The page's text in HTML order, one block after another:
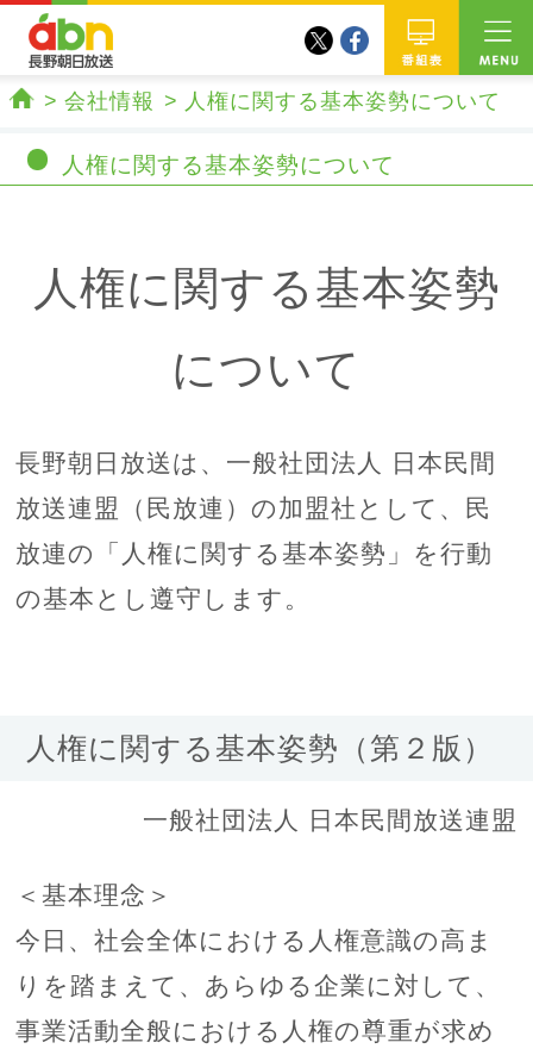
番組
twitterfacebook
会社情報 人権に関する基本姿勢について
人権に関する基本姿勢について
人権に関する基本姿勢
について
長野朝日放送は、一般社団法人 日本民間
放送連盟（民放連）の加盟社として、民
放連の「人権に関する基本姿勢」を行動
の基本とし遵守します。
人権に関する基本姿勢（第２版）
一般社団法人 日本民間放送連盟
＜基本理念＞
今日、社会全体における人権意識の高ま
りを踏まえて、あらゆる企業に対して、
事業活動全般における人権の尊重が求め